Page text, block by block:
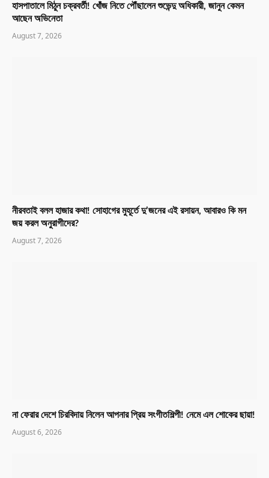
হাসপাতালে মিঠুন চক্রবর্তী! খোঁজ নিতে পৌঁছালেন শুভেন্দু অধিকারী, জানুন কেমন
আছেন অভিনেতা
August 7, 2026
নীরবতাই বলল হাজার কথা! সোহাগের মুহূর্তে দু’জনের এই রসায়ন, আবারও কি মন
জয় করল অনুরাগীদের?
August 7, 2026
না ফেরার দেশে চিরবিদায় নিলেন আপনার প্রিয় সংগীতশিল্পী! নেমে এল শোকের ছায়া!
August 6, 2026